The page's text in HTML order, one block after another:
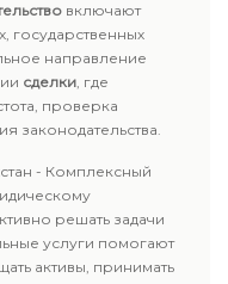
включают
государственных
направление
сделки, где
проверка
законодательства.
- Комплексный
решать задачи
услуги помогают
активы, принимать